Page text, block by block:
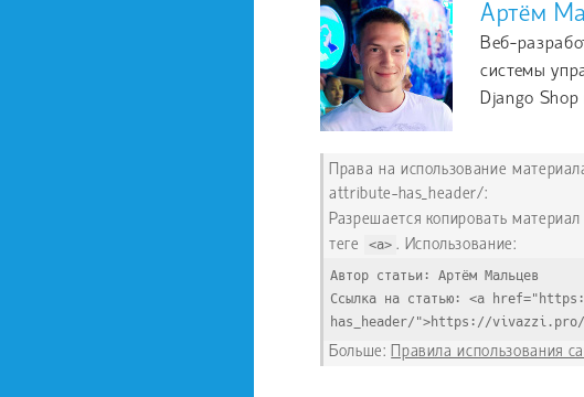
Артём
Веб-
системы
Django
Права на использование
attribute-has_header/:
Разрешается копировать
теге
<a> . Использование:
Автор статьи: Артём Мальцев
Ссылка на статью: <a
has_header/">https://
Больше:Правила использования